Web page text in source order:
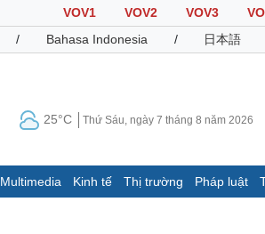
VOV1 VOV2 VOV3
/ Bahasa Indonesia / 日本語
25°C Thứ Sáu, ngày 7 tháng 8 năm 2026
Multimedia Kinh tế Thị trường Pháp luật